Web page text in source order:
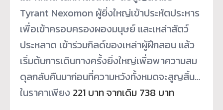
Tyrant Nexomon ผู้ยิ่งใหญ่เข้าประหัตประหาร
เพื่อเข้าครอบครองผองมนุษย์ และเหล่าสัตว์
ประหลาด เข้าร่วมกิลด์ของเหล่าผู้ฝึกสอน แล้ว
เริ่มต้นการเดินทางครั้งยิ่งใหญ่เพื่อพาความสม
ดุลกลับคืนมาก่อนที่ความหวังทั้งหมดจะสูญสิ้น…
ในราคาเพียง 221 บาท จากเดิม 738 บาท